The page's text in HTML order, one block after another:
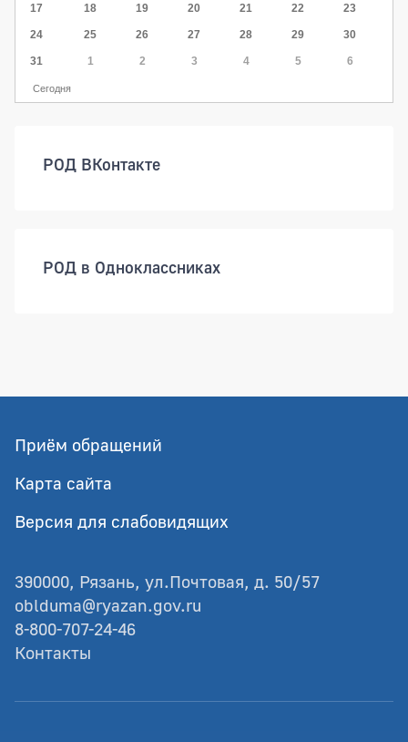
17 18 19 20 21 22 23
24 25 26 27 28 29 30
31 1 2 3 4 5 6
Сегодня
РОД ВКонтакте
РОД в Одноклассниках
Приём обращений
Карта сайта
Версия для слабовидящих
390000, Рязань, ул.Почтовая, д. 50/57
oblduma@ryazan.gov.ru
8-800-707-24-46
Контакты